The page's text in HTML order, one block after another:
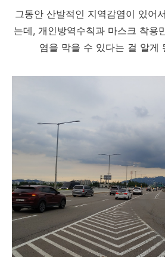
그동안 산발적인 지역감염이 있어
는데, 개인방역수칙과 마스크 착용
염을 막을 수 있다는 걸 알게